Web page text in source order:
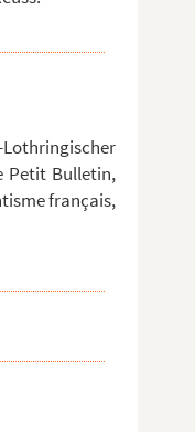
Petit Bulletin,
français,